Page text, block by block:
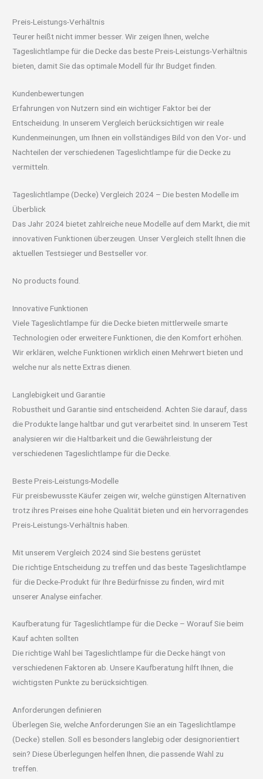
Preis-Leistungs-Verhältnis
Teurer heißt nicht immer besser. Wir zeigen Ihnen, welche
Tageslichtlampe für die Decke das beste Preis-Leistungs-Verhältnis
bieten, damit Sie das optimale Modell für Ihr Budget finden.
Kundenbewertungen
Erfahrungen von Nutzern sind ein wichtiger Faktor bei der
Entscheidung. In unserem Vergleich berücksichtigen wir reale
Kundenmeinungen, um Ihnen ein vollständiges Bild von den Vor- und
Nachteilen der verschiedenen Tageslichtlampe für die Decke zu
vermitteln.
Tageslichtlampe (Decke) Vergleich 2024 – Die besten Modelle im
Überblick
Das Jahr 2024 bietet zahlreiche neue Modelle auf dem Markt, die mit
innovativen Funktionen überzeugen. Unser Vergleich stellt Ihnen die
aktuellen Testsieger und Bestseller vor.
No products found.
Innovative Funktionen
Viele Tageslichtlampe für die Decke bieten mittlerweile smarte
Technologien oder erweitere Funktionen, die den Komfort erhöhen.
Wir erklären, welche Funktionen wirklich einen Mehrwert bieten und
welche nur als nette Extras dienen.
Langlebigkeit und Garantie
Robustheit und Garantie sind entscheidend. Achten Sie darauf, dass
die Produkte lange haltbar und gut verarbeitet sind. In unserem Test
analysieren wir die Haltbarkeit und die Gewährleistung der
verschiedenen Tageslichtlampe für die Decke.
Beste Preis-Leistungs-Modelle
Für preisbewusste Käufer zeigen wir, welche günstigen Alternativen
trotz ihres Preises eine hohe Qualität bieten und ein hervorragendes
Preis-Leistungs-Verhältnis haben.
Mit unserem Vergleich 2024 sind Sie bestens gerüstet
Die richtige Entscheidung zu treffen und das beste Tageslichtlampe
für die Decke-Produkt für Ihre Bedürfnisse zu finden, wird mit
unserer Analyse einfacher.
Kaufberatung für Tageslichtlampe für die Decke – Worauf Sie beim
Kauf achten sollten
Die richtige Wahl bei Tageslichtlampe für die Decke hängt von
verschiedenen Faktoren ab. Unsere Kaufberatung hilft Ihnen, die
wichtigsten Punkte zu berücksichtigen.
Anforderungen definieren
Überlegen Sie, welche Anforderungen Sie an ein Tageslichtlampe
(Decke) stellen. Soll es besonders langlebig oder designorientiert
sein? Diese Überlegungen helfen Ihnen, die passende Wahl zu
treffen.